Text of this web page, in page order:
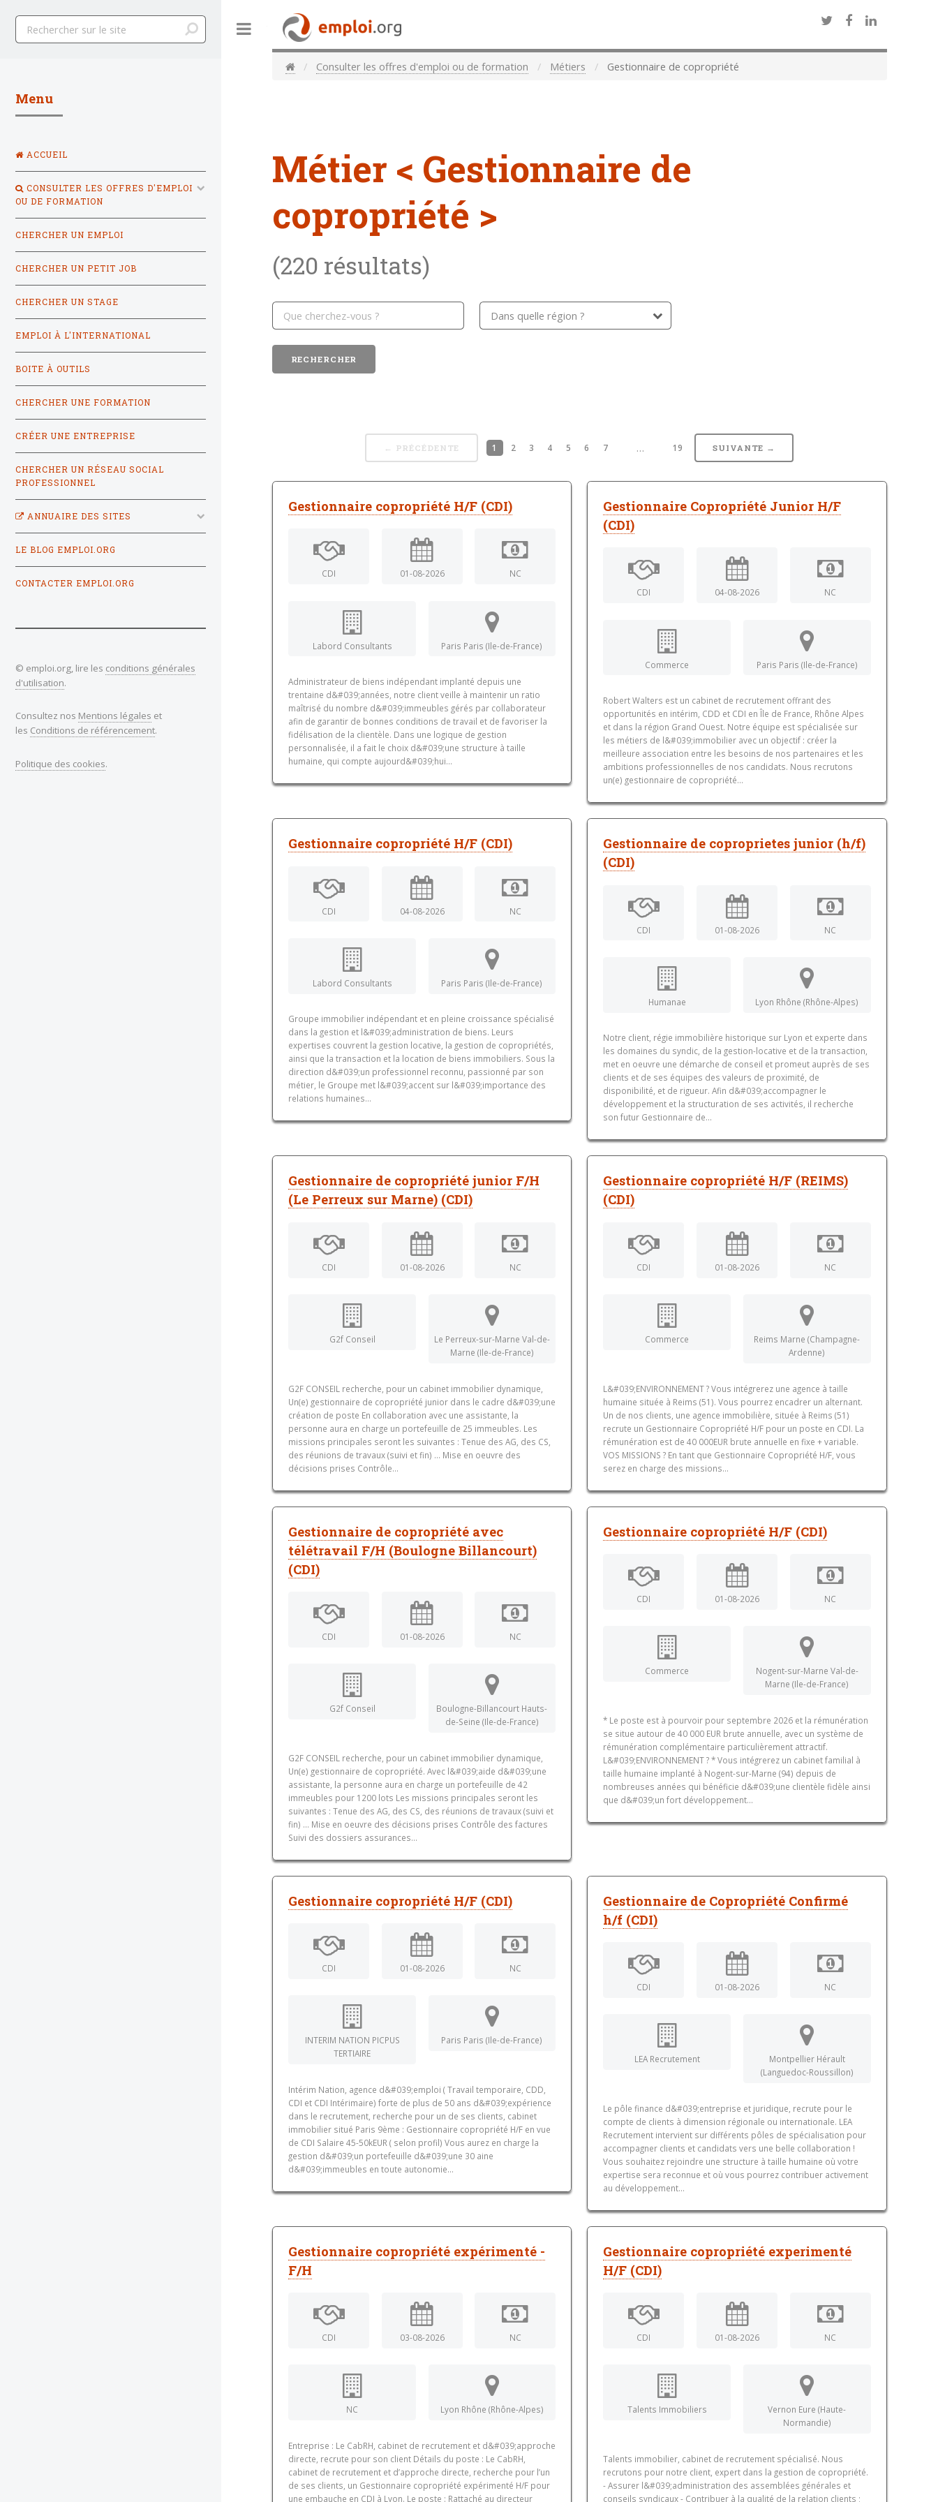
Consulter les offres d'emploi ou de formation Métiers Gestionnaire de copropriété
Métier < Gestionnaire de
copropriété >
(220 résultats)
← PRÉCÉDENTE 1 2 3 4 5 6 7 … 19 SUIVANTE →
Gestionnaire copropriété H/F (CDI)
CDI 01-08-2026 NC
Labord Consultants Paris Paris (Ile-de-France)
Administrateur de biens indépendant implanté depuis une
trentaine d&#039;années, notre client veille à maintenir un ratio
maîtrisé du nombre d&#039;immeubles gérés par collaborateur
afin de garantir de bonnes conditions de travail et de favoriser la
fidélisation de la clientèle. Dans une logique de gestion
personnalisée, il a fait le choix d&#039;une structure à taille
humaine, qui compte aujourd&#039;hui...
Gestionnaire Copropriété Junior H/F
(CDI)
CDI 04-08-2026 NC
Commerce Paris Paris (Ile-de-France)
Robert Walters est un cabinet de recrutement offrant des
opportunités en intérim, CDD et CDI en Île de France, Rhône Alpes
et dans la région Grand Ouest. Notre équipe est spécialisée sur
les métiers de l&#039;immobilier avec un objectif : créer la
meilleure association entre les besoins de nos partenaires et les
ambitions professionnelles de nos candidats. Nous recrutons
un(e) gestionnaire de copropriété...
Gestionnaire copropriété H/F (CDI)
CDI 04-08-2026 NC
Labord Consultants Paris Paris (Ile-de-France)
Groupe immobilier indépendant et en pleine croissance spécialisé
dans la gestion et l&#039;administration de biens. Leurs
expertises couvrent la gestion locative, la gestion de copropriétés,
ainsi que la transaction et la location de biens immobiliers. Sous la
direction d&#039;un professionnel reconnu, passionné par son
métier, le Groupe met l&#039;accent sur l&#039;importance des
relations humaines...
Gestionnaire de coproprietes junior (h/f)
(CDI)
CDI 01-08-2026 NC
Humanae Lyon Rhône (Rhône-Alpes)
Notre client, régie immobilière historique sur Lyon et experte dans
les domaines du syndic, de la gestion-locative et de la transaction,
met en oeuvre une démarche de conseil et promeut auprès de ses
clients et de ses équipes des valeurs de proximité, de
disponibilité, et de rigueur. Afin d&#039;accompagner le
développement et la structuration de ses activités, il recherche
son futur Gestionnaire de...
Gestionnaire de copropriété junior F/H
(Le Perreux sur Marne) (CDI)
CDI 01-08-2026 NC
G2f Conseil
Le Perreux-sur-Marne Val-de-
Marne (Ile-de-France)
G2F CONSEIL recherche, pour un cabinet immobilier dynamique,
Un(e) gestionnaire de copropriété junior dans le cadre d&#039;une
création de poste En collaboration avec une assistante, la
personne aura en charge un portefeuille de 25 immeubles. Les
missions principales seront les suivantes : Tenue des AG, des CS,
des réunions de travaux (suivi et fin) ... Mise en oeuvre des
décisions prises Contrôle...
Gestionnaire copropriété H/F (REIMS)
(CDI)
CDI 01-08-2026 NC
Commerce
Reims Marne (Champagne-
Ardenne)
L&#039;ENVIRONNEMENT ? Vous intégrerez une agence à taille
humaine située à Reims (51). Vous pourrez encadrer un alternant.
Un de nos clients, une agence immobilière, située à Reims (51)
recrute un Gestionnaire Copropriété H/F pour un poste en CDI. La
rémunération est de 40 000EUR brute annuelle en fixe + variable.
VOS MISSIONS ? En tant que Gestionnaire Copropriété H/F, vous
serez en charge des missions...
Gestionnaire de copropriété avec
télétravail F/H (Boulogne Billancourt)
(CDI)
CDI 01-08-2026 NC
G2f Conseil
Boulogne-Billancourt Hauts-
de-Seine (Ile-de-France)
G2F CONSEIL recherche, pour un cabinet immobilier dynamique,
Un(e) gestionnaire de copropriété. Avec l&#039;aide d&#039;une
assistante, la personne aura en charge un portefeuille de 42
immeubles pour 1200 lots Les missions principales seront les
suivantes : Tenue des AG, des CS, des réunions de travaux (suivi et
fin) ... Mise en oeuvre des décisions prises Contrôle des factures
Suivi des dossiers assurances...
Gestionnaire copropriété H/F (CDI)
CDI 01-08-2026 NC
Commerce
Nogent-sur-Marne Val-de-
Marne (Ile-de-France)
* Le poste est à pourvoir pour septembre 2026 et la rémunération
se situe autour de 40 000 EUR brute annuelle, avec un système de
rémunération complémentaire particulièrement attractif.
L&#039;ENVIRONNEMENT ? * Vous intégrerez un cabinet familial à
taille humaine implanté à Nogent-sur-Marne (94) depuis de
nombreuses années qui bénéficie d&#039;une clientèle fidèle ainsi
que d&#039;un fort développement...
Gestionnaire copropriété H/F (CDI)
CDI 01-08-2026 NC
INTERIM NATION PICPUS
TERTIAIRE
Paris Paris (Ile-de-France)
Intérim Nation, agence d&#039;emploi ( Travail temporaire, CDD,
CDI et CDI Intérimaire) forte de plus de 50 ans d&#039;expérience
dans le recrutement, recherche pour un de ses clients, cabinet
immobilier situé Paris 9ème : Gestionnaire copropriété H/F en vue
de CDI Salaire 45-50kEUR ( selon profil) Vous aurez en charge la
gestion d&#039;un portefeuille d&#039;une 30 aine
d&#039;immeubles en toute autonomie...
Gestionnaire de Copropriété Confirmé
h/f (CDI)
CDI 01-08-2026 NC
LEA Recrutement
Montpellier Hérault
(Languedoc-Roussillon)
Le pôle finance d&#039;entreprise et juridique, recrute pour le
compte de clients à dimension régionale ou internationale. LEA
Recrutement intervient sur différents pôles de spécialisation pour
accompagner clients et candidats vers une belle collaboration !
Vous souhaitez rejoindre une structure à taille humaine où votre
expertise sera reconnue et où vous pourrez contribuer activement
au développement...
Gestionnaire copropriété expérimenté -
F/H
CDI 03-08-2026 NC
NC Lyon Rhône (Rhône-Alpes)
Entreprise : Le CabRH, cabinet de recrutement et d&#039;approche
directe, recrute pour son client Détails du poste : Le CabRH,
cabinet de recrutement et d’approche directe, recherche pour l’un
de ses clients, un Gestionnaire copropriété expérimenté H/F pour
une embauche en CDI à Lyon. Le poste : Rattaché au directeur
Gestionnaire copropriété experimenté
H/F (CDI)
CDI 01-08-2026 NC
Talents Immobiliers
Vernon Eure (Haute-
Normandie)
Talents immobilier, cabinet de recrutement spécialisé. Nous
recrutons pour notre client, expert dans la gestion de copropriété.
- Assurer l&#039;administration des assemblées générales et
conseils syndicaux - Contribuer à la qualité de la relation clients ;
Menu
ACCUEIL
CONSULTER LES OFFRES D'EMPLOI
OU DE FORMATION
CHERCHER UN EMPLOI
CHERCHER UN PETIT JOB
CHERCHER UN STAGE
EMPLOI À L'INTERNATIONAL
BOITE À OUTILS
CHERCHER UNE FORMATION
CRÉER UNE ENTREPRISE
CHERCHER UN RÉSEAU SOCIAL
PROFESSIONNEL
ANNUAIRE DES SITES
LE BLOG EMPLOI.ORG
CONTACTER EMPLOI.ORG
© emploi.org, lire les conditions générales
d'utilisation.
Consultez nos Mentions légales et
les Conditions de référencement.
Politique des cookies.
Toggle